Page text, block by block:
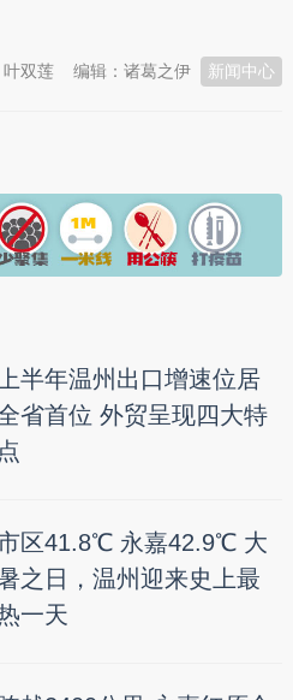
新闻中心
编辑：诸葛之伊
双莲
上半年温州出口增速位居
省首位 外贸呈现四大特
点
区41.8℃ 永嘉42.9℃ 大
之日，温州迎来史上最
一天